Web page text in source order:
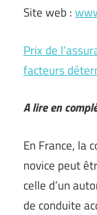
Site web :
Prix de
facteurs
A lire en
En France, la
novice peut
celle d’un
de conduite